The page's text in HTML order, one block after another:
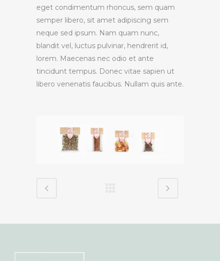
eget condimentum rhoncus, sem quam
semper libero, sit amet adipiscing sem
neque sed ipsum. Nam quam nunc,
blandit vel, luctus pulvinar, hendrerit id,
lorem. Maecenas nec odio et ante
tincidunt tempus. Donec vitae sapien ut
libero venenatis faucibus. Nullam quis ante.